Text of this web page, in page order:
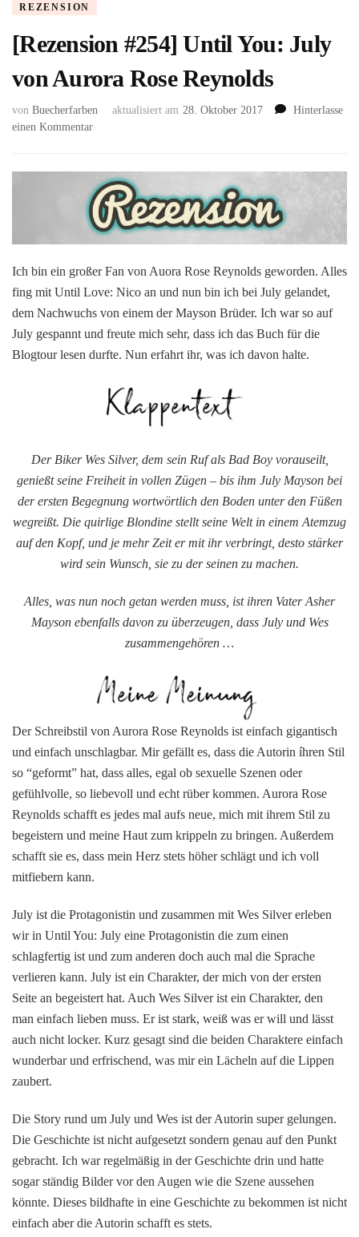
REZENSION
[Rezension #254] Until You: July
von Aurora Rose Reynolds
von Buecherfarben aktualisiert am 28. Oktober 2017
Hinterlasse
einen Kommentarzu
Until
You:
July
von
Aurora
Reynolds
Ich bin ein großer Fan von Auora Rose Reynolds geworden. Alles
fing mit Until Love: Nico an und nun bin ich bei July gelandet,
dem Nachwuchs von einem der Mayson Brüder. Ich war so auf
July gespannt und freute mich sehr, dass ich das Buch für die
Blogtour lesen durfte. Nun erfahrt ihr, was ich davon halte.
Der Biker Wes Silver, dem sein Ruf als Bad Boy vorauseilt,
genießt seine Freiheit in vollen Zügen – bis ihm July Mayson bei
der ersten Begegnung wortwörtlich den Boden unter den Füßen
wegreißt. Die quirlige Blondine stellt seine Welt in einem Atemzug
auf den Kopf, und je mehr Zeit er mit ihr verbringt, desto stärker
wird sein Wunsch, sie zu der seinen zu machen.
Alles, was nun noch getan werden muss, ist ihren Vater Asher
Mayson ebenfalls davon zu überzeugen, dass July und Wes
zusammengehören …
Der Schreibstil von Aurora Rose Reynolds ist einfach gigantisch
und einfach unschlagbar. Mir gefällt es, dass die Autorin íhren Stil
so “geformt” hat, dass alles, egal ob sexuelle Szenen oder
gefühlvolle, so liebevoll und echt rüber kommen. Aurora Rose
Reynolds schafft es jedes mal aufs neue, mich mit ihrem Stil zu
begeistern und meine Haut zum krippeln zu bringen. Außerdem
schafft sie es, dass mein Herz stets höher schlägt und ich voll
mitfiebern kann.
July ist die Protagonistin und zusammen mit Wes Silver erleben
wir in Until You: July eine Protagonistin die zum einen
schlagfertig ist und zum anderen doch auch mal die Sprache
verlieren kann. July ist ein Charakter, der mich von der ersten
Seite an begeistert hat. Auch Wes Silver ist ein Charakter, den
man einfach lieben muss. Er ist stark, weiß was er will und lässt
auch nicht locker. Kurz gesagt sind die beiden Charaktere einfach
wunderbar und erfrischend, was mir ein Lächeln auf die Lippen
zaubert.
Die Story rund um July und Wes ist der Autorin super gelungen.
Die Geschichte ist nicht aufgesetzt sondern genau auf den Punkt
gebracht. Ich war regelmäßig in der Geschichte drin und hatte
sogar ständig Bilder vor den Augen wie die Szene aussehen
könnte. Dieses bildhafte in eine Geschichte zu bekommen ist nicht
einfach aber die Autorin schafft es stets.